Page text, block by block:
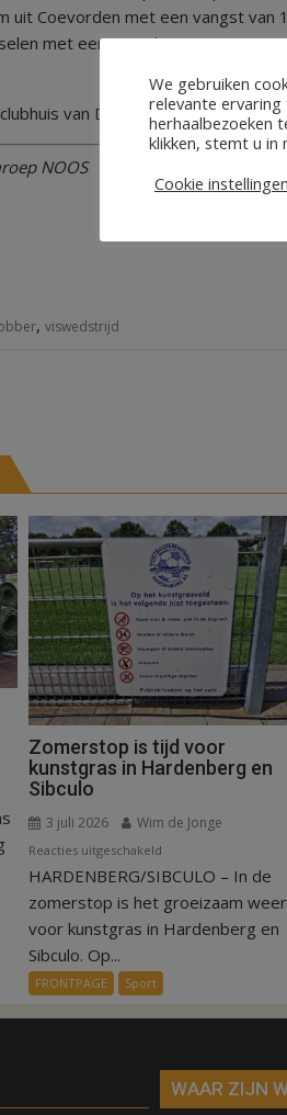
uit Coevorden met een vangst van
met een gewicht van 1.720 gr
van De Dobber in
NOOS
, viswedstrijd
Zomerstop is tijd voor
kunstgras in Hardenberg en
Sibculo
3 juli 2026 Wim de Jonge
Reacties uitgeschakeld
Zomerstop
is
tijd
kunstgras
in
Hardenberg
Sibculo
HARDENBERG/SIBCULO – In de
zomerstop is het groeizaam weer
voor kunstgras in Hardenberg en
Sibculo. Op...
FRONTPAGE Sport
WAAR ZIJN
We gebruiken
relevante
herhaalbezoeken
klikken, stemt u in
Cookie instellingen